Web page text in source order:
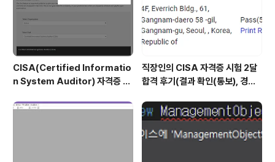
CISA(Certified Informatio
n System Auditor) 자격증 시
험 일정 확인(23년)
직장인의 CISA 자격증 시험 2달
합격 후기(결과 확인(통보), 경력